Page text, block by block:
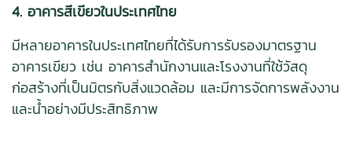
4. อาคารสีเขียวในประเทศไทย
มีหลายอาคารในประเทศไทยที่ได้รับการรับรองมาตรฐาน
อาคารเขียว เช่น อาคารสำนักงานและโรงงานที่ใช้วัสดุ
ก่อสร้างที่เป็นมิตรกับสิ่งแวดล้อม และมีการจัดการพลังงาน
และน้ำอย่างมีประสิทธิภาพ